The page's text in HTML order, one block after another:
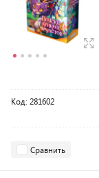
Код: 281602
Сравнить